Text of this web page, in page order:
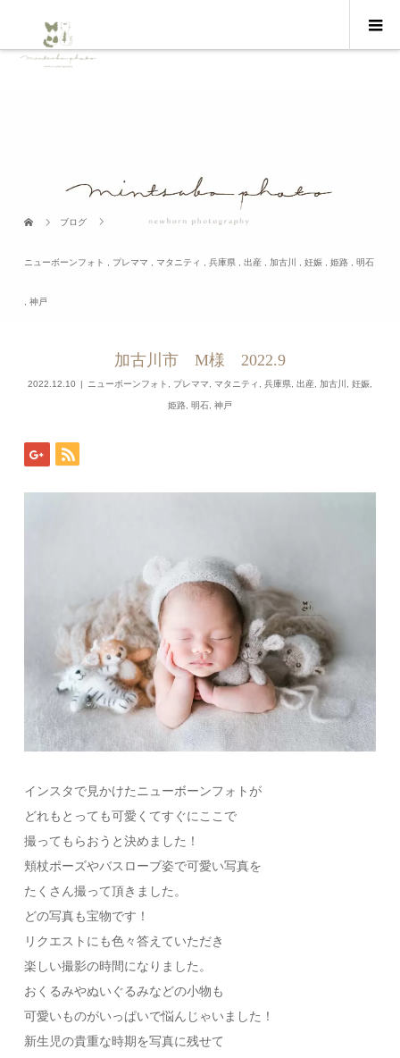
ブログ
ニューボーンフォト プレママ ,マタニティ ,兵庫県 ,出産 加古川 ,妊娠 ,姫路 ,明石
,神戸
加古川市 M様 2022.9
2022.12.10 ニューボーンフォト プレママ マタニティ 兵庫県 出産 加古川 妊娠
姫路 明石 神戸
インスタで見かけたニューボーンフォトが
どれもとっても可愛くてすぐにここで
撮ってもらおうと決めました！
頬杖ポーズやバスローブ姿で可愛い写真を
たくさん撮って頂きました。
どの写真も宝物です！
リクエストにも色々答えていただき
楽しい撮影の時間になりました。
おくるみやぬいぐるみなどの小物も
可愛いものがいっぱいで悩んじゃいました！
新生児の貴重な時期を写真に残せて